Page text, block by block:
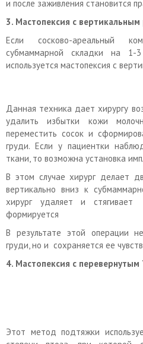
и после заживления становится
3. Мастопексия с
Если сосково-ареальный
субмаммарной складки на
используется мастопексия с
Данная техника дает хирургу
удалить избытки кожи
переместить сосок и
груди. Если у пациентки
ткани, то возможна установка
В этом случае хирург делает
вертикально вниз к
хирург удаляет и
формируется
В результате этой операции
груди, но и сохраняется ее
4. Мастопексия с
Этот метод подтяжки